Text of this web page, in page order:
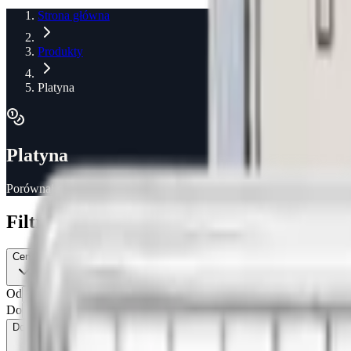
Strona główna
Produkty
Platyna
Platyna
Porównaj ceny monet, sztabek i innych produktów z metali
Filtry
Cena
Od
Do
Dostępność